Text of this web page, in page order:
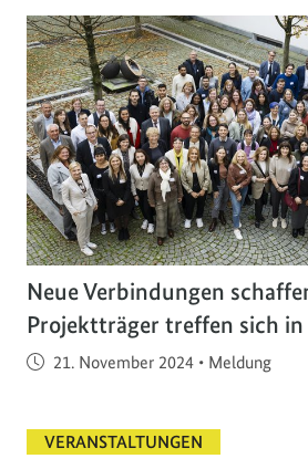
Neue Verbindungen
Projektträger treffen sich
Veröffentlicht am
21. November 2024 • Meldung
VERANSTALTUNGEN